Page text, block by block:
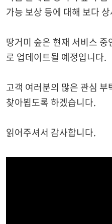
가능 보상 등에 대해 보다
땅거미 숲은 현재 서비스
로 업데이트될 예정입니다.
고객 여러분의 많은 관심
찾아뵙도록 하겠습니다.
읽어주셔서 감사합니다.